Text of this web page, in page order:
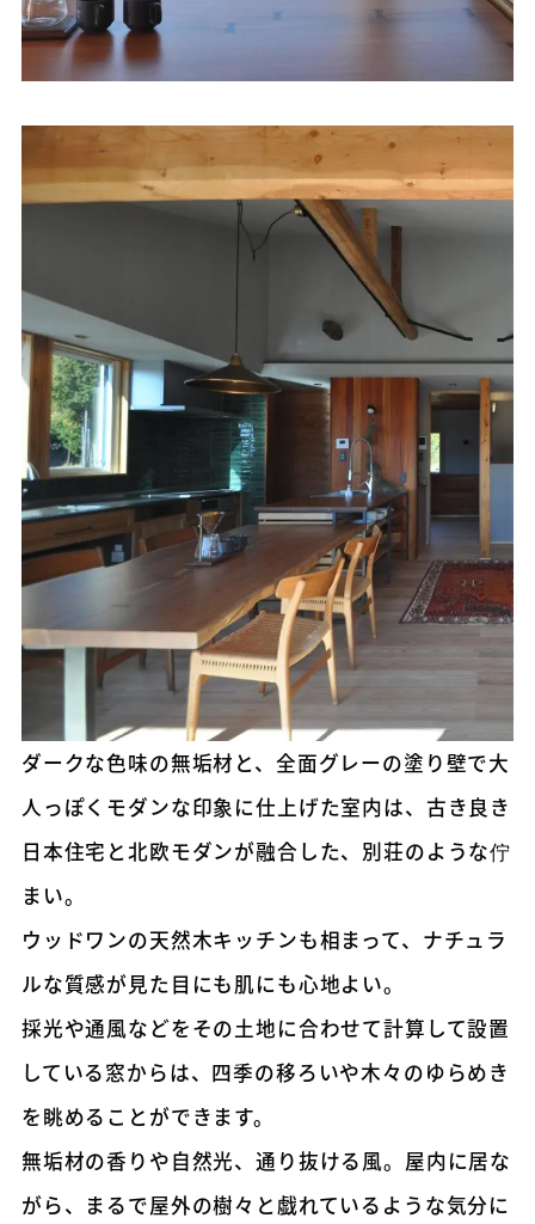
ダークな色味の無垢材と、全面グレーの塗り壁で大
人っぽくモダンな印象に仕上げた室内は、古き良き
日本住宅と北欧モダンが融合した、別荘のような佇
まい。
ウッドワンの天然木キッチンも相まって、ナチュラ
ルな質感が見た目にも肌にも心地よい。
採光や通風などをその土地に合わせて計算して設置
している窓からは、四季の移ろいや木々のゆらめき
を眺めることができます。
無垢材の香りや自然光、通り抜ける風。屋内に居な
がら、まるで屋外の樹々と戯れているような気分に